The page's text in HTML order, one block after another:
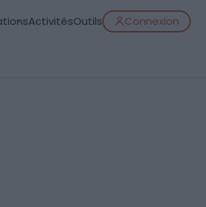
ActivitésOutils Connexion